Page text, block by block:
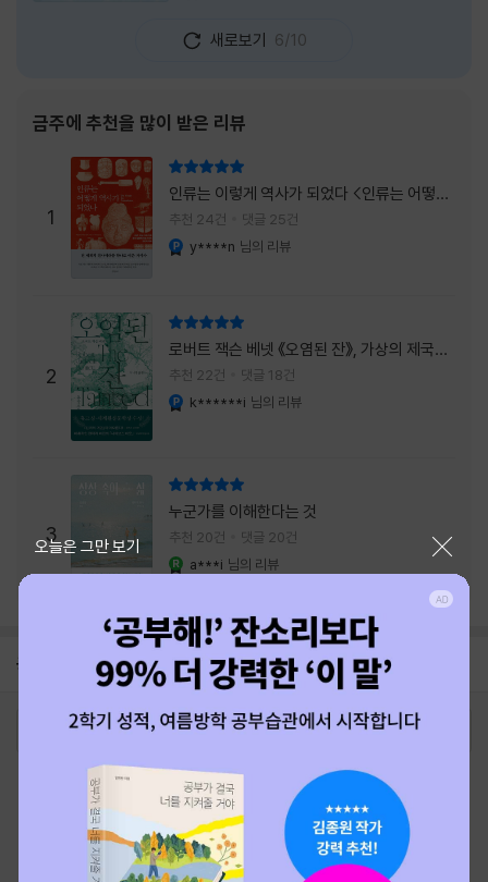
럼 가장 달콤하고 찬란한 계절인 여름. 하지만
그 여름도 끝이 있다. 그리고 클라이밍의 피치
피치』는 끝나가는 여름의 아쉬움과 새로운 계
의미하는 제목이었다. 소설은 각자의 '여름'을
잃어버린 다섯 인물들의 이야기를 담고 있다.
👧연인에게 이별을 통보받고 외모를 향한 악성
댓글로 인해 카메라 앞에 설 수 없게 된 요리 유
튜버
새로보기 6/10
금주에 추천을 많이 받은 리뷰
1
인류는 이렇게 역사가 되었다 <인류는 어떻게
역사가 되었나>
추천 24건 댓글 25건
y****n 님의 리뷰
2
로버트 잭슨 베넷 《오염된 잔》, 가상의 제국이
주는 실감과 미스터리 사건의 치밀함이 이루어
내는 최상의 시너지...
추천 22건 댓글 18건
k******i 님의 리뷰
3
누군가를 이해한다는 것
추천 20건 댓글 20건
a***i 님의 리뷰
공지 26년 NBCI 수상 안내
2026-08-01
오늘은 그만 보기
로그인 최근 본 상품 주문/배송
고객센터 1544-3800 티켓 1544-6399
중고샵 1566-4295
eBook 1:1문의/채팅상담
예스이십사(주) 사업자 정보
이용약관
개인정보처리방침
청소년보호정책